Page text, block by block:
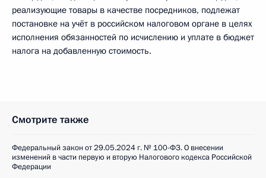
реализующие товары в качестве посредников, подлежат
постановке на учёт в российском налоговом органе в целях
исполнения обязанностей по исчислению и уплате в бюджет
налога на добавленную стоимость.
Смотрите также
Федеральный закон от 29.05.2024 г. № 100-ФЗ. О внесении
изменений в части первую и вторую Налогового кодекса Российской
Федерации